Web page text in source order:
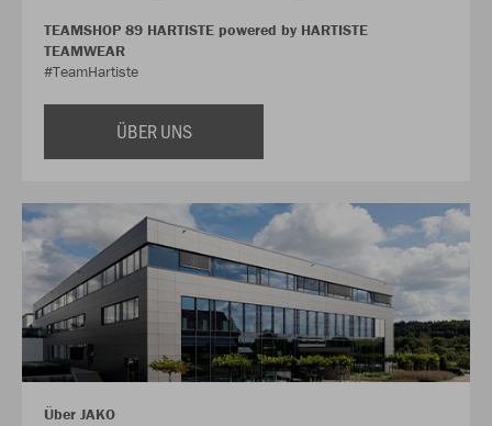
TEAMSHOP 89 HARTISTE powered by HARTISTE
TEAMWEAR
#TeamHartiste
ÜBER UNS
Über JAKO